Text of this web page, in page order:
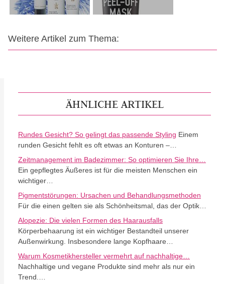
Weitere Artikel zum Thema:
ÄHNLICHE ARTIKEL
Rundes Gesicht? So gelingt das passende Styling Einem
runden Gesicht fehlt es oft etwas an Konturen –…
Zeitmanagement im Badezimmer: So optimieren Sie Ihre…
Ein gepflegtes Äußeres ist für die meisten Menschen ein
wichtiger…
Pigmentstörungen: Ursachen und Behandlungsmethoden
Für die einen gelten sie als Schönheitsmal, das der Optik…
Alopezie: Die vielen Formen des Haarausfalls
Körperbehaarung ist ein wichtiger Bestandteil unserer
Außenwirkung. Insbesondere lange Kopfhaare…
Warum Kosmetikhersteller vermehrt auf nachhaltige…
Nachhaltige und vegane Produkte sind mehr als nur ein
Trend.…